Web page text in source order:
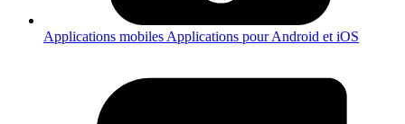
Applications mobiles Applications pour Android et iOS